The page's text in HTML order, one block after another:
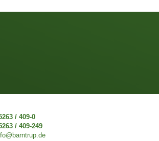
/ 409-0
/ 409-249